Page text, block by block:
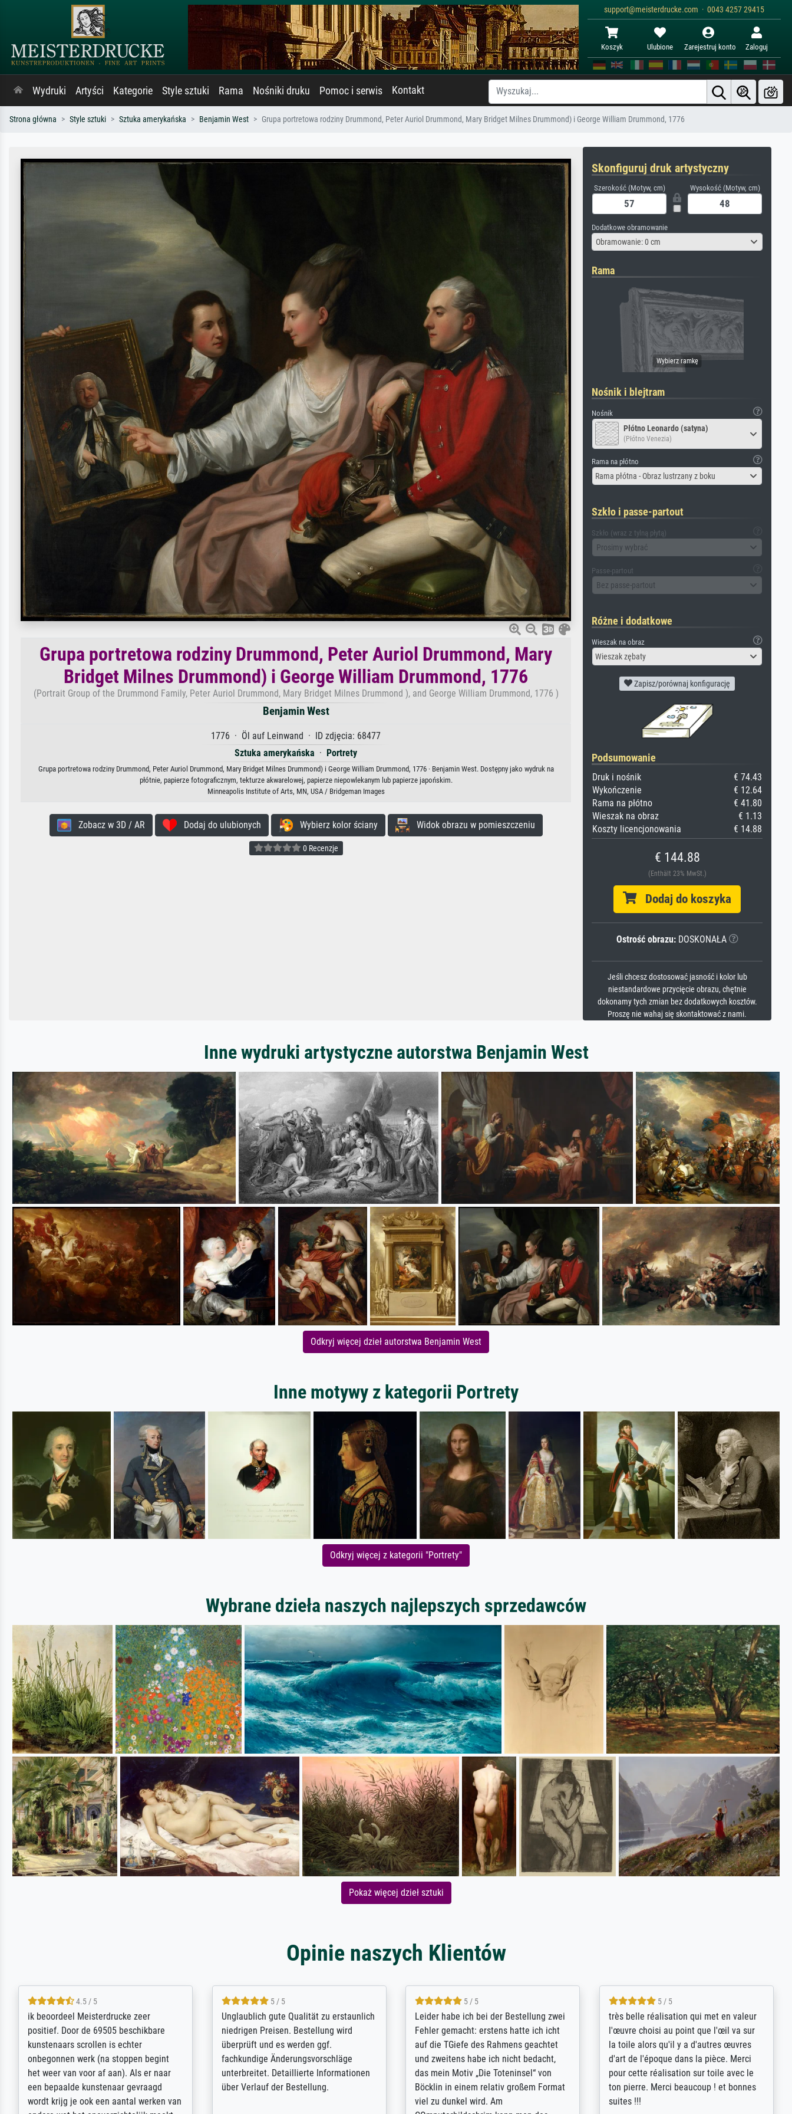
support@meisterdrucke.com · 0043 4257 29415
Koszyk Ulubione Zarejestruj konto Zaloguj
Wydruki Artyści Kategorie Style sztuki Rama Nośniki druku Pomoc i serwis Kontakt
Strona główna Style sztuki Sztuka amerykańska Benjamin West Grupa portretowa rodziny Drummond, Peter Auriol Drummond, Mary Bridget Milnes Drummond) i George William Drummond, 1776
Grupa portretowa rodziny Drummond, Peter Auriol Drummond, Mary
Bridget Milnes Drummond) i George William Drummond, 1776
(Portrait Group of the Drummond Family, Peter Auriol Drummond, Mary Bridget Milnes Drummond ), and George William Drummond, 1776 )
Benjamin West
1776 · Öl auf Leinwand · ID zdjęcia: 68477
Sztuka amerykańska · Portrety
Grupa portretowa rodziny Drummond, Peter Auriol Drummond, Mary Bridget Milnes Drummond) i George William Drummond, 1776 · Benjamin West. Dostępny jako wydruk na
płótnie, papierze fotograficznym, tekturze akwarelowej, papierze niepowlekanym lub papierze japońskim.
Minneapolis Institute of Arts, MN, USA / Bridgeman Images
Zobacz w 3D / AR Dodaj do ulubionych Wybierz kolor ściany Widok obrazu w pomieszczeniu
0 Recenzje
Skonfiguruj druk artystyczny
Szerokość (Motyw, cm) Wysokość (Motyw, cm)
Dodatkowe obramowanie
Obramowanie: 0 cm
Rama
Nośnik i blejtram
Nośnik
Płótno Leonardo (satyna)
(Płótno Venezia)
Rama na płótno
Rama płótna - Obraz lustrzany z boku
Szkło i passe-partout
Szkło (wraz z tylną płytą)
Prosimy wybrać
Passe-partout
Bez passe-partout
Różne i dodatkowe
Wieszak na obraz
Wieszak zębaty
Zapisz/porównaj konfigurację
Podsumowanie
Druk i nośnik
€ 74.43
Wykończenie
€ 12.64
Rama na płótno
€ 41.80
Wieszak na obraz
€ 1.13
Koszty licencjonowania
€ 14.88
€ 144.88
(Enthält 23% MwSt.)
Dodaj do koszyka
Ostrość obrazu:DOSKONAŁA
Jeśli chcesz dostosować jasność i kolor lub
niestandardowe przycięcie obrazu, chętnie
dokonamy tych zmian bez dodatkowych kosztów.
Proszę nie wahaj się skontaktować z nami.
Inne wydruki artystyczne autorstwa Benjamin West
Odkryj więcej dzieł autorstwa Benjamin West
Inne motywy z kategorii Portrety
Odkryj więcej z kategorii "Portrety"
Wybrane dzieła naszych najlepszych sprzedawców
Pokaż więcej dzieł sztuki
Opinie naszych Klientów
5 / 5
Die Zufriedenheit ist auch nicht dadurch
getrübt, dass das Bild entgegen einer
angegebenen Lieferanschrift (sollte
eine Überraschung für die normannische
Ehefrau sein zum Hochzeits- gleichzeitig
auch Geburtstag sein) doch nach zu
Hause zugestellt wurde.
5 / 5
Excellent / Highly recommended. The
selection, ordering and payment process
were easy, shipping was efficient and
the item itself exceeds expectations. I
am based in the UK and found the site
searching for a specific print - I am very
5 / 5
The team at Meisterdrucke strives to
meet its clients demands, and provides
expert advice on how to obtain the best
results for the prints requested by the
client. The company has a vast
repertoire of prints to choose from, and
will provide excellent service also with
5 / 5
eine große Auswahl an Bildern und
deren Reproduktionsmöglichkeiten;
wurde sehr gut durch die einzelnen
Bestellkriterien geführt, verständliche
Erklärungen, z.B. mit Bilddarstellungen,
werde auf jeden Fall meine guten
Erfahrungen weitergeben.